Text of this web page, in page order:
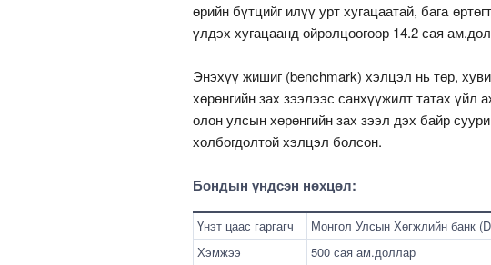
өрийн бүтцийг илүү урт хугацаатай, бага
үлдэх хугацаанд ойролцоогоор 14.2 сая
Энэхүү жишиг (benchmark) хэлцэл нь төр,
хөрөнгийн зах зээлээс санхүүжилт татах
олон улсын хөрөнгийн зах зээл дэх байр
холбогдолтой хэлцэл болсон.
Бондын үндсэн нөхцөл:
Үнэт цаас гаргагч
Монгол Улсын Хөгжлийн банк
Хэмжээ
500 сая ам.доллар